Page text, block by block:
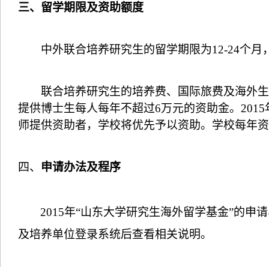
三、留学期限及资助额度
中外联合培养研究生的留学期限为12-24个月
联合培养研究生的培养费、国际旅费及海外
提供博士生每人每年不超过6万元的资助金。 2015
师提供资助者，学校将优先予以资助。 学校每年
四、 申请办法及程序
2015年“山东大学研究生海外留学基金”的申
及培养单位登录系统后查看相关说明。